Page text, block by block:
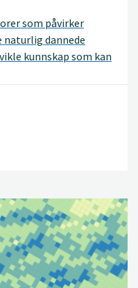
som påvirker
naturlig dannede
kunnskap som kan